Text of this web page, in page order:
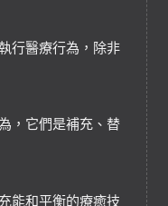
行醫療行為，除非
，它們是補充、替
能和平衡的療癒技